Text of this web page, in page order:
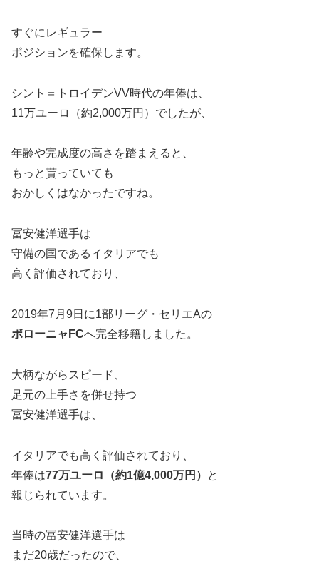
すぐにレギュラー
ポジションを確保します。
シント＝トロイデンVV時代の年俸は、
11万ユーロ（約2,000万円）でしたが、
年齢や完成度の高さを踏まえると、
もっと貰っていても
おかしくはなかったですね。
冨安健洋選手は
守備の国であるイタリアでも
高く評価されており、
2019年7月9日に1部リーグ・セリエAの
ボローニャFCへ完全移籍しました。
大柄ながらスピード、
足元の上手さを併せ持つ
冨安健洋選手は、
イタリアでも高く評価されており、
年俸は77万ユーロ（約1億4,000万円）
と
報じられています。
当時の冨安健洋選手は
まだ20歳だったので、